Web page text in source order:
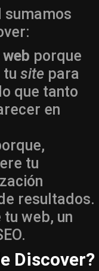
sumamos
porque
tu site para
que tanto
en
tu
resultados.
tu web, un
Discover?